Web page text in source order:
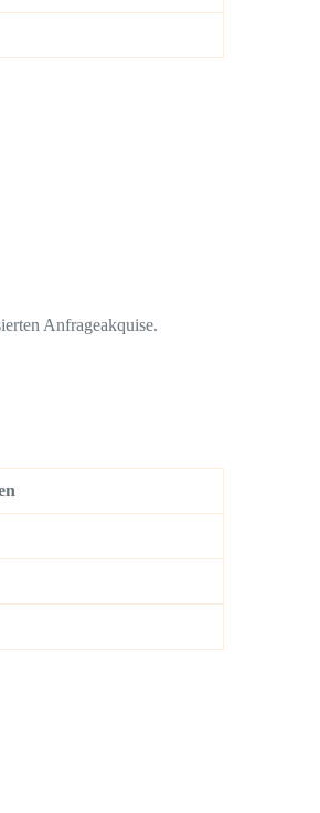
Anfrageakquise.